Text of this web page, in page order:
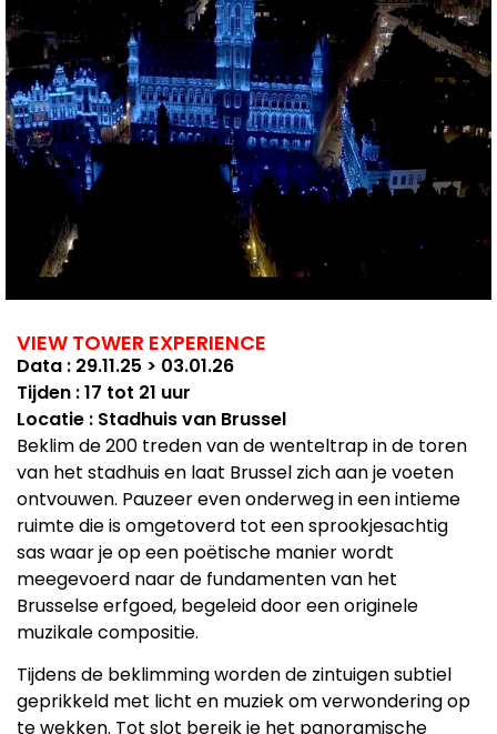
VIEW TOWER EXPERIENCE
Data : 29.11.25 > 03.01.26
Tijden : 17 tot 21 uur
Locatie : Stadhuis van Brussel
Beklim de 200 treden van de wenteltrap in de toren
van het stadhuis en laat Brussel zich aan je voeten
ontvouwen. Pauzeer even onderweg in een intieme
ruimte die is omgetoverd tot een sprookjesachtig
sas waar je op een poëtische manier wordt
meegevoerd naar de fundamenten van het
Brusselse erfgoed, begeleid door een originele
muzikale compositie.
Tijdens de beklimming worden de zintuigen subtiel
geprikkeld met licht en muziek om verwondering op
te wekken. Tot slot bereik je het panoramische